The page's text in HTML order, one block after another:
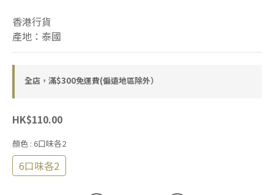
香港行貨
產地：泰國
全店，滿$300免運費(偏遠地區除外）
HK$110.00
顏色 : 6口味各2
6口味各2